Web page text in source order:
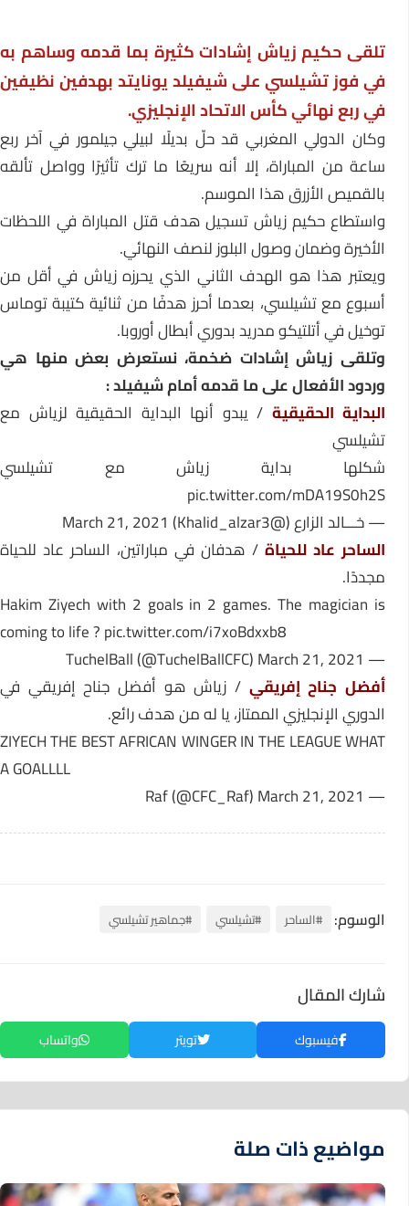
تلقى حكيم زياش إشادات كثيرة بما قدمه وساهم به
في فوز تشيلسي على شيفيلد يونايتد بهدفين نظيفين
في ربع نهائيكأس الاتحاد الإنجليزي.
وكان الدولي المغربي قد حلّ بديلًا لبيلي جيلمور في آخر ربع
ساعة من المباراة، إلا أنه سريعًا ما ترك تأثيرًا وواصل تألقه
بالقميص الأزرق هذا الموسم.
واستطاع حكيم زياش تسجيل هدف قتل المباراة في اللحظات
الأخيرة وضمان وصول البلوز لنصف النهائي.
ويعتبر هذا هو الهدف الثاني الذي يحرزه زياش في أقل من
أسبوع مع تشيلسي، بعدما أحرز هدفًا من ثنائية كتيبة توماس
توخيل في أتلتيكو مدريد بدوري أبطال أوروبا.
وتلقى زياش إشادات ضخمة، نستعرض بعض منها هي
وردود الأفعال على ما قدمه أمام شيفيلد :
البداية الحقيقية/ يبدو أنها البداية الحقيقية لزياش مع
تشيلسي
شكلها بداية زياش مع تشيلسي
pic.twitter.com/mDA19S0h2S
— خـــالد الزارع (@Khalid_alzar3)
March 21, 2021
الساحر عاد للحياة / هدفان في مباراتين، الساحر عاد للحياة
مجددًا.
Hakim Ziyech with 2 goals in 2 games. The magician is
coming to life ?pic.twitter.com/i7xoBdxxb8
March 21, 2021
أفضل جناح إفريقي/ زياش هو أفضل جناح إفريقي في
الدوري الإنجليزي الممتاز، يا له من هدف رائع.
ZIYECH THE BEST AFRICAN WINGER IN THE LEAGUE WHAT
A GOALLLL
March 21, 2021
الوسوم: #الساحر #تشيلسي #جماهير تشيلسي
شارك المقال
فيسبوك تويتر واتساب
مواضيع ذات صلة